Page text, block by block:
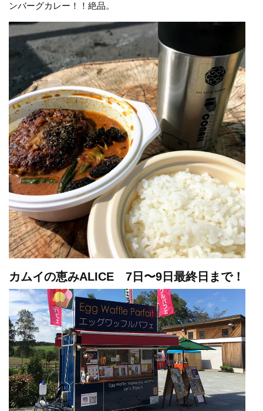
ンバーグカレー！！絶品。
カムイの恵みALICE 7日〜9日最終日まで！